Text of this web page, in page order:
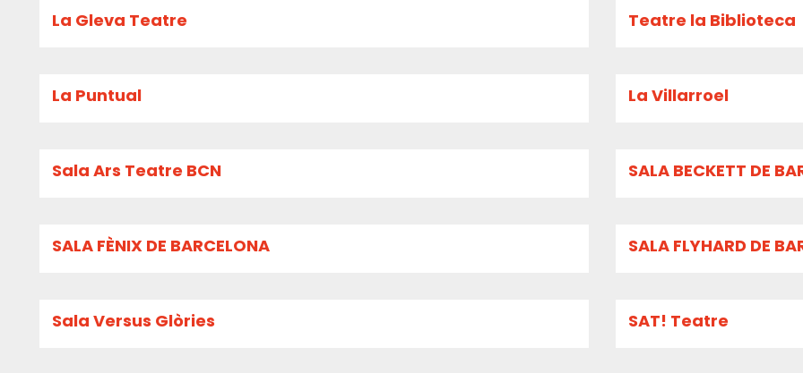
La Gleva Teatre Teatre la Biblioteca
La Puntual La Villarroel
Sala Ars Teatre BCN SALA BECKETT DE
SALA FÈNIX DE BARCELONA SALA FLYHARD DE
Sala Versus Glòries SAT! Teatre